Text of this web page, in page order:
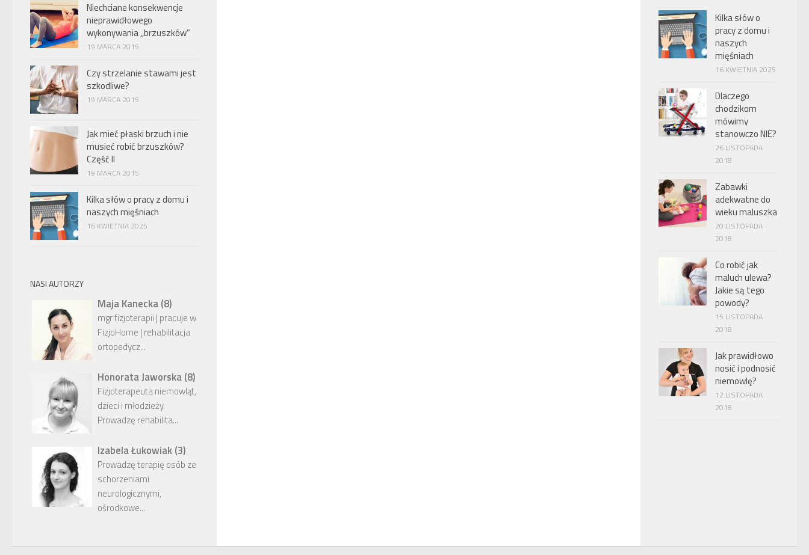
Niechciane konsekwencje
nieprawidłowego
wykonywania ,,brzuszków”
19 MARCA 2015
Czy strzelanie stawami jest
szkodliwe?
19 MARCA 2015
Jak mieć płaski brzuch i nie
musieć robić brzuszków?
Część II
19 MARCA 2015
Kilka słów o pracy z domu i
naszych mięśniach
16 KWIETNIA 2025
NASI AUTORZY
Maja Kanecka (8)
mgr fizjoterapii | pracuje w
FizjoHome | rehabilitacja
ortopedycz...
Honorata Jaworska (8)
Fizjoterapeuta niemowląt,
dzieci i młodzieży.
Prowadzę rehabilita...
Izabela Łukowiak (3)
Prowadzę terapię osób ze
schorzeniami
neurologicznymi,
ośrodkowe...
Kilka słów o
pracy z domu i
naszych
mięśniach
16 KWIETNIA 2025
Dlaczego
chodzikom
mówimy
stanowczo NIE?
26 LISTOPADA
2018
Zabawki
adekwatne do
wieku maluszka
20 LISTOPADA
2018
Co robić jak
maluch ulewa?
Jakie są tego
powody?
15 LISTOPADA
2018
Jak prawidłowo
nosić i podnosić
niemowlę?
12 LISTOPADA
2018